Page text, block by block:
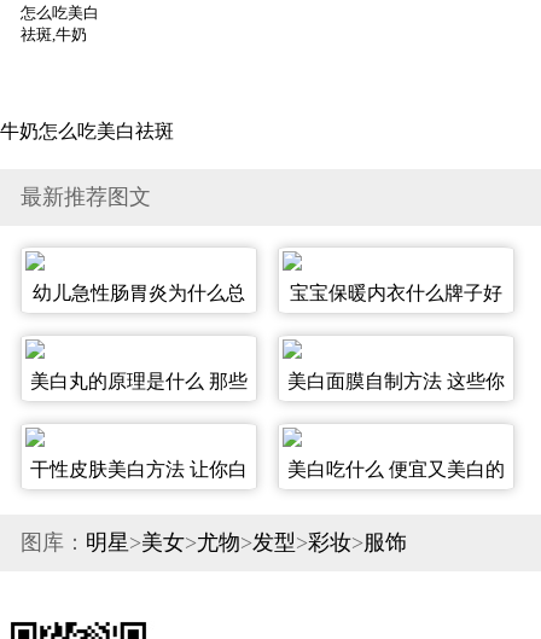
牛奶怎么吃美白祛斑
最新推荐图文
幼儿急性肠胃炎为什么总
想睡觉 幼儿急性肠胃炎怎
么办造成幼儿肠胃炎的原
因
宝宝保暖内衣什么牌子好
怎么选宝宝内衣什么牌子
好,宝宝保暖内衣怎么选
美白丸的原理是什么 那些
你不知道的美白丸原理 美
白丸原理,美白丸是什么原
理,美白丸的原理是什么
美白面膜自制方法 这些你
不知道的方法就能把皮肤
白回来 美白面膜自制方
法,美白面膜怎么做,美白
面膜自制冰激凌
干性皮肤美白方法 让你白
法,干性皮肤怎么美白,干
美白吃什么 便宜又美白的
美白吃什么食物纤维
图库： 明星>美女>尤物>发型>彩妆>服饰